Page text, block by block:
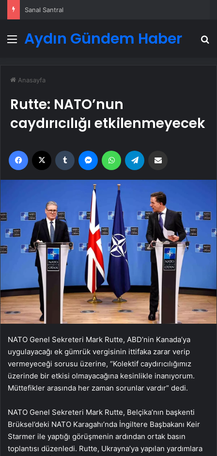
Sanal Santral
Menü
Aydın Gündem Haber
Anasayfa
Rutte: NATO’nun
caydırıcılığı etkilenmeyecek
Facebook Tumblr MessengerWhatsApp
NATO Genel Sekreteri Mark Rutte, ABD’nin Kanada’ya
uygulayacağı ek gümrük vergisinin ittifaka zarar verip
vermeyeceği sorusu üzerine, “Kolektif caydırıcılığımız
üzerinde bir etkisi olmayacağına kesinlikle inanıyorum.
Müttefikler arasında her zaman sorunlar vardır” dedi.
NATO Genel Sekreteri Mark Rutte, Belçika’nın başkenti
Brüksel’deki NATO Karagahı’nda İngiltere Başbakanı Keir
Starmer ile yaptığı görüşmenin ardından ortak basın
toplantısı düzenledi. Rutte, Ukrayna’ya yapılan yardımlara